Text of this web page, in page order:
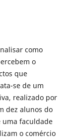
como
o
que
se de um
realizado por
dez alunos do
uma faculdade
o comércio